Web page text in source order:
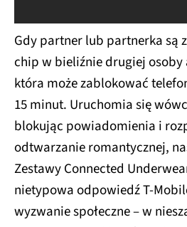
Gdy partner lub partnerka są
chip w bieliźnie drugiej
która może zablokować
15 minut. Uruchomia się
blokując powiadomienia i
odtwarzanie romantycznej,
Zestawy Connected
nietypowa odpowiedź
wyzwanie społeczne – w